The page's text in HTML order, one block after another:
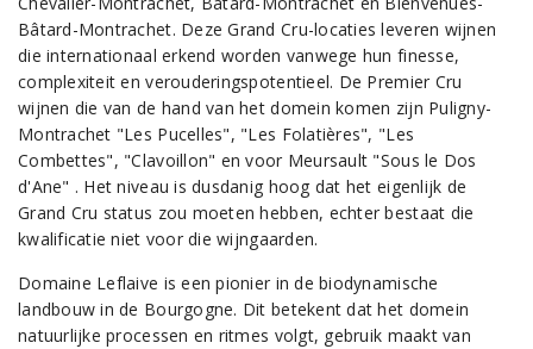
Bâtard-Montrachet. Deze Grand Cru-locaties leveren wijnen
die internationaal erkend worden vanwege hun finesse,
complexiteit en verouderingspotentieel. De Premier Cru
wijnen die van de hand van het domein komen zijn Puligny-
Montrachet "Les Pucelles", "Les Folatières", "Les
Combettes", "Clavoillon" en voor Meursault "Sous le Dos
d'Ane" . Het niveau is dusdanig hoog dat het eigenlijk de
Grand Cru status zou moeten hebben, echter bestaat die
kwalificatie niet voor die wijngaarden.
Domaine Leflaive is een pionier in de biodynamische
landbouw in de Bourgogne. Dit betekent dat het domein
natuurlijke processen en ritmes volgt, gebruik maakt van